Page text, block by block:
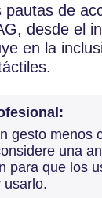
pautas de
desde el
en la
gesto menos
una
para que los
usarlo.